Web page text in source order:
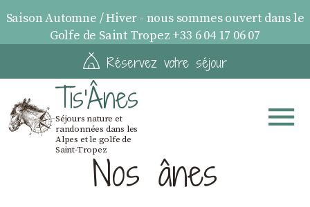
Saison Automne / Hiver - nous sommes ouvert dans le
Golfe de Saint Tropez +33 6 04 17 06 07
Réservez votre séjour
Tis'Ânes
Séjours nature et
randonnées dans les
Alpes et le golfe de
Saint-TropezNos ânes